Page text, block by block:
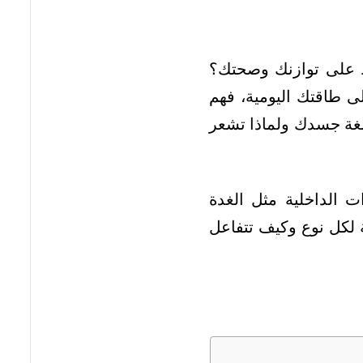
توازنك وصحتك؟
طاقتك اليومية، فهم
جسدك ولماذا تشعر
الداخلية مثل الغدة
لكل نوع وكيف تتفاعل